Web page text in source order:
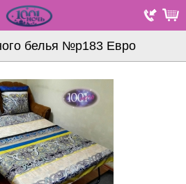
белья №р183 Евро